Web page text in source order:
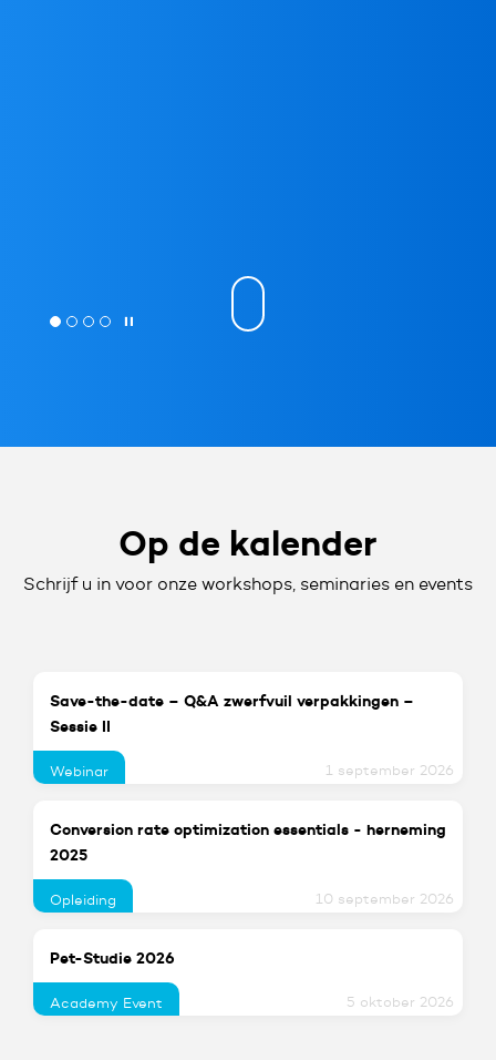
Op de kalender
Schrijf u in voor onze workshops, seminaries en events
Webinar 1 september 2026
Save-the-date – Q&A zwerfvuil verpakkingen –
Sessie II
Opleiding 10 september 2026
Conversion rate optimization essentials - herneming
2025
Academy Event 5 oktober 2026
Pet-Studie 2026